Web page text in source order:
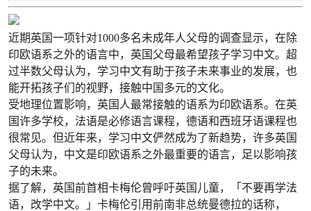
近期英国一项针对1000多名未成年人父母的调查显示，在除
印欧语系之外的语言中，英国父母最希望孩子学习中文。超
过半数父母认为，学习中文有助于孩子未来事业的发展，也
能开拓孩子们的视野，接触中国多元的文化。
受地理位置影响，英国人最常接触的语系为印欧语系。在英
国许多学校，法语是必修语言课程，德语和西班牙语课程也
很常见。但近年来，学习中文俨然成为了新趋势，许多英国
父母认为，中文是印欧语系之外最重要的语言，足以影响孩
子的未来。
据了解，英国前首相卡梅伦曾呼吁英国儿童，「不要再学法
语，改学中文。」卡梅伦引用前南非总统曼德拉的话称，